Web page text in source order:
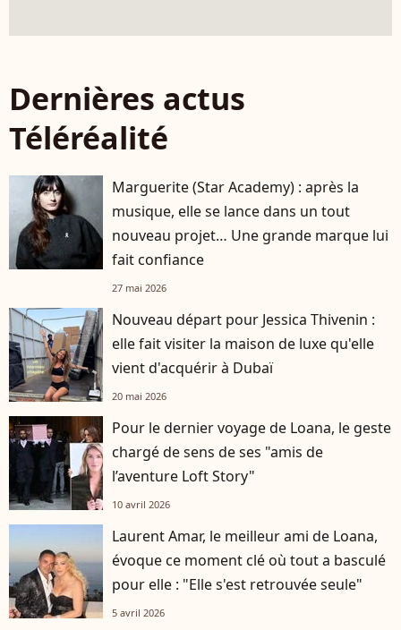
Dernières actus
Téléréalité
Marguerite (Star Academy) : après la
musique, elle se lance dans un tout
nouveau projet… Une grande marque lui
fait confiance
27 mai 2026
Nouveau départ pour Jessica Thivenin :
elle fait visiter la maison de luxe qu'elle
vient d'acquérir à Dubaï
20 mai 2026
Pour le dernier voyage de Loana, le geste
chargé de sens de ses "amis de
l’aventure Loft Story"
10 avril 2026
Laurent Amar, le meilleur ami de Loana,
évoque ce moment clé où tout a basculé
pour elle : "Elle s'est retrouvée seule"
5 avril 2026